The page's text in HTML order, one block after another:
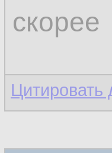
скорее
Цитировать